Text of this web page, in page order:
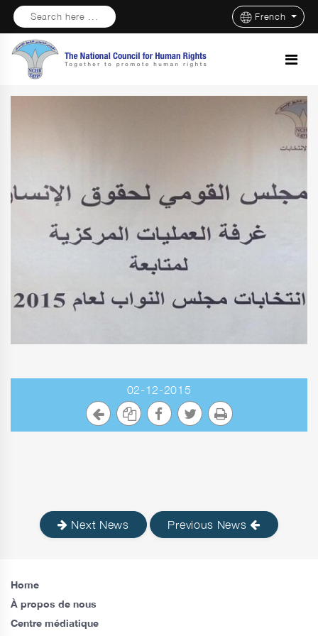
Search here ... French
02-12-2015
Next News Previous News
Home
À propos de nous
Centre médiatique